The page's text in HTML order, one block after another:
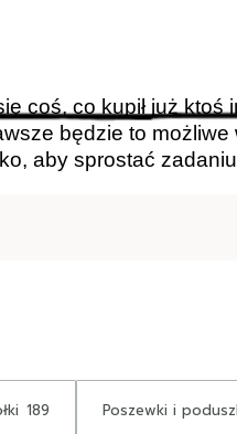
coś, co kupił już ktoś
będzie to
aby sprostać
189 Poszewki i